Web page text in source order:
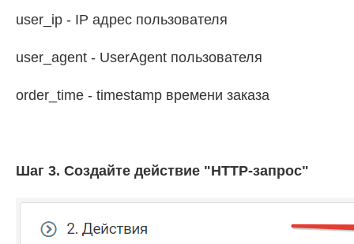
user_ip - IP адрес пользователя
user_agent - UserAgent пользователя
order_time - timestamp времени заказа
Шаг 3. Создайте действие "HTTP-запрос"